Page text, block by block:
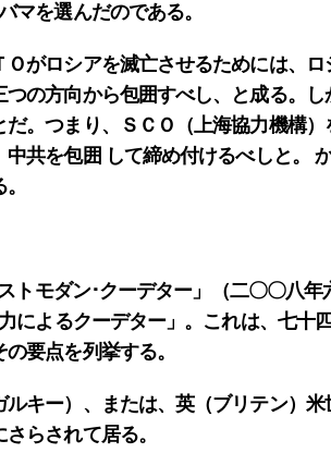
マを選んだのである。
がロシアを滅亡させるためには、
の方向から包囲すべし、と成る。
。つまり、ＳＣＯ（上海協力機構
共を包囲 して締め付けるべしと。
モダン･クーデター」（二〇〇八年
によるクーデター」。これは、七十
要点を列挙する。
ルキー）、または、英（ブリテン）米
らされて居る。